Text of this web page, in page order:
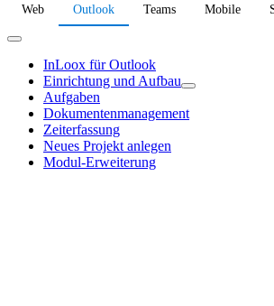
Web Outlook Teams Mobile
InLoox für Outlook
Einrichtung und Aufbau
Aufgaben
Dokumentenmanagement
Zeiterfassung
Neues Projekt anlegen
Modul-Erweiterung